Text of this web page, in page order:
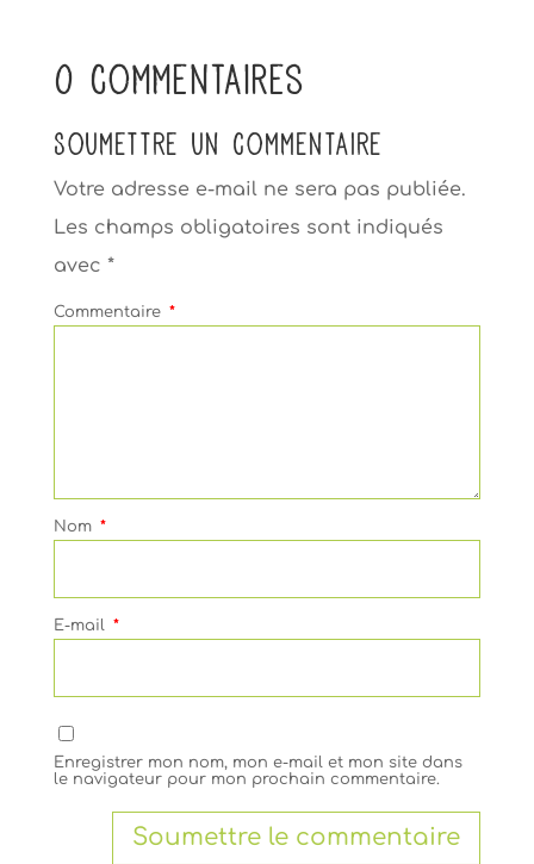
0 commentaires
Soumettre un commentaire
Votre adresse e-mail ne sera pas publiée.
Les champs obligatoires sont indiqués
avec *
Commentaire *
Nom *
E-mail *
Enregistrer mon nom, mon e-mail et mon site dans
le navigateur pour mon prochain commentaire.
Soumettre le commentaire